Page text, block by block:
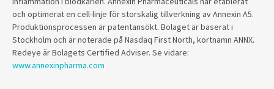
och optimerat en cell-linje för storskalig tillverkning av Annexin A5.
Produktionsprocessen är patentansökt. Bolaget är baserat i
Stockholm och är noterade på Nasdaq First North, kortnamn ANNX.
Redeye är Bolagets Certified Adviser. Se vidare:
www.annexinpharma.com